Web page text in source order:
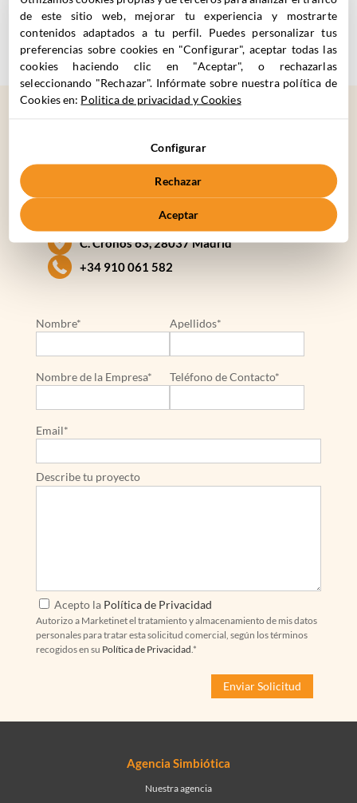
nivel de servicio que aportamos, asegurando
calidad y efectividad en cada fase del proyecto.
¿CÓMOPODEMOS
AYUDARTE?
C. Cronos 63, 28037 Madrid
+34 910 061 582
Nombre* Apellidos*
Nombre de la Empresa* Teléfono de Contacto*
Email*
Describe tu proyecto
Acepto la Política de Privacidad
Autorizo a Marketinet el tratamiento y almacenamiento de mis datos
personales para tratar esta solicitud comercial, según los términos
recogidos en su Política de Privacidad.*
Agencia Simbiótica
Nuestra agencia
de este sitio web, mejorar tu experiencia y mostrarte
contenidos adaptados a tu perfil. Puedes personalizar tus
preferencias sobre cookies en "Configurar", aceptar todas las
cookies haciendo clic en "Aceptar", o rechazarlas
seleccionando "Rechazar". Infórmate sobre nuestra política de
Cookies en: Politica de privacidad y Cookies
Configurar
Rechazar
Aceptar